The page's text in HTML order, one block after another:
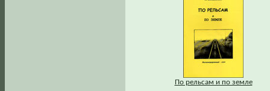
По рельсам и по земле